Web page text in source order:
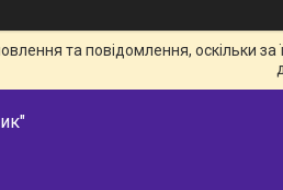
та повідомлення, оскільки